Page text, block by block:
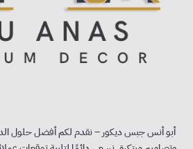
أبو أنس جبس ديكور – نقدم لكم أفضل حلول